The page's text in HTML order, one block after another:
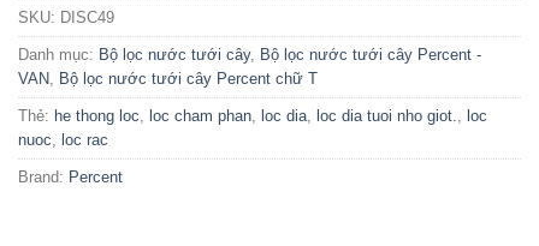
SKU: DISC49
Danh mục: Bộ lọc nước tưới cây, Bộ lọc nước tưới cây Percent -
VAN Bộ lọc nước tưới cây Percent chữ T
Thẻ: he thong loc loc cham phan loc dia loc dia tuoi nho giot.
loc
nuoc loc rac
Brand: Percent